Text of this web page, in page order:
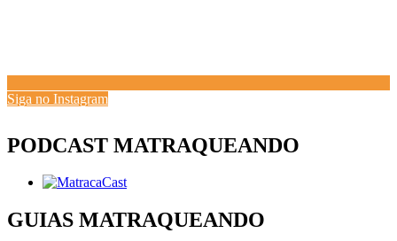
Siga no Instagram
PODCAST MATRAQUEANDO
GUIAS MATRAQUEANDO